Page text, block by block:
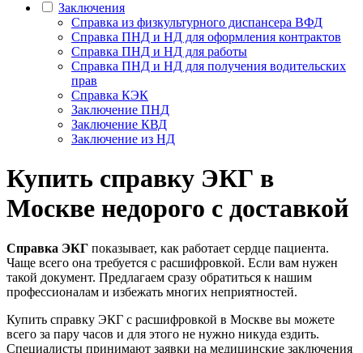
Заключения
Cправка из физкультурного диспансера ВФД
Справка ПНД и НД для оформления контрактов
Справка ПНД и НД для работы
Справка ПНД и НД для получения водительских
прав
Справка КЭК
Заключение ПНД
Заключение КВД
Заключение из НД
Купить справку ЭКГ в
Москве недорого с доставкой
Справка ЭКГ показывает, как работает сердце пациента.
Чаще всего она требуется с расшифровкой. Если вам нужен
такой документ. Предлагаем сразу обратиться к нашим
профессионалам и избежать многих неприятностей.
Купить справку ЭКГ с расшифровкой в Москве вы можете
всего за пару часов и для этого не нужно никуда ездить.
Специалисты принимают заявки на медицинские заключения